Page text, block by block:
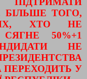
БІЛЬШЕ ТОГО,
ХТО НЕ
50%+1
НЕ
ПЕРЕХОДИТЬ У